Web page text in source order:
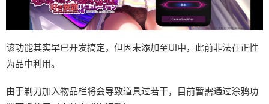
该功能其实早已开发搞定，但因未添加至UI中，此前非法在正性
为品中利用。
由于剃刀加入物品栏将会导致道具过若干，目前暂需通过涂鸦功